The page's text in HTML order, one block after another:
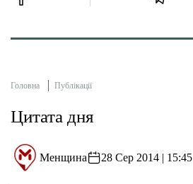
Головна Публікації
Цитата дня
Менщина 28 Сер 2014 | 15:45